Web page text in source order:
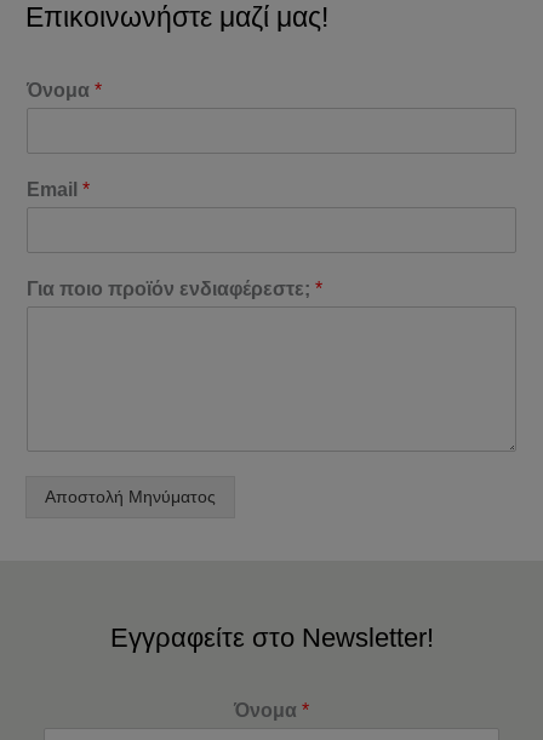
Επικοινωνήστε μαζί μας!
Όνομα*
Email*
Για ποιο προϊόν ενδιαφέρεστε;*
Αποστολή Μηνύματος
Εγγραφείτε στο Newsletter!
Όνομα *